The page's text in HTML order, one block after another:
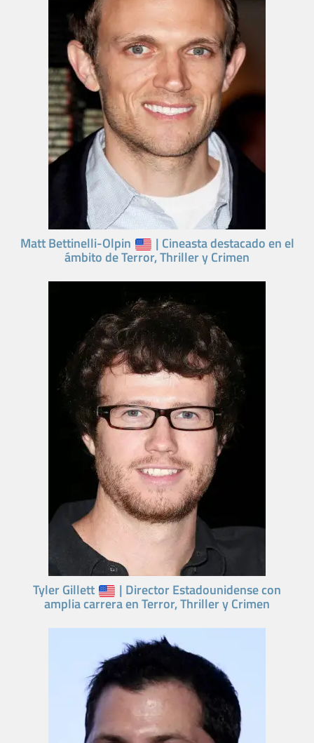
Matt Bettinelli-Olpin | Cineasta destacado en el
ámbito de Terror, Thriller y Crimen
Tyler Gillett | Director Estadounidense con
amplia carrera en Terror, Thriller y Crimen